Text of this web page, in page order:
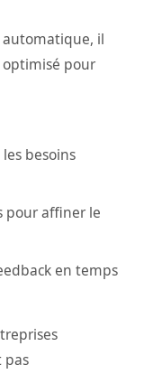
automatique, il
pour
besoins
pour affiner le
en temps
pas